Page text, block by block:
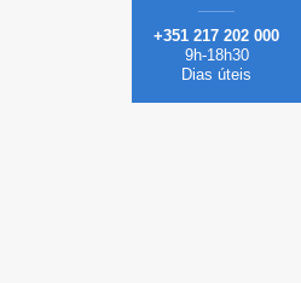
+351 217 202 000
9h-18h30
Dias úteis